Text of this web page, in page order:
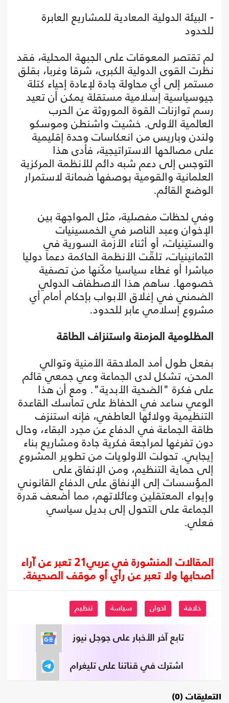
- البيئة الدولية المعادية للمشاريع العابرة
للحدود
لم تقتصر المعوقات على الجبهة المحلية، فقد
نظرت القوى الدولية الكبرى، شرقا وغربا، بقلق
مستمر إلى أي محاولة جادة لإعادة إحياء كتلة
جيوسياسية إسلامية مستقلة يمكن أن تعيد
رسم توازنات القوة الموروثة عن الحرب
العالمية الأولى. خشيت واشنطن وموسكو
ولندن وباريس من انعكاسات وحدة إقليمية
على مصالحها الاستراتيجية، فأدى هذا
التوجس إلى دعم شبه دائم للأنظمة المركزية
العلمانية والقومية بوصفها ضمانة لاستمرار
الوضع القائم.
وفي لحظات مفصلية، مثل المواجهة بين
الإخوان وعبد الناصر في الخمسينيات
والستينيات، أو أثناء الأزمة السورية في
الثمانينيات، تلقّت الأنظمة الحاكمة دعما دوليا
مباشرا أو غطاء سياسيا مكّنها من تصفية
خصومها. ساهم هذا الاصطفاف الدولي
الضمني في إغلاق الأبواب بإحكام أمام أي
مشروع إسلامي عابر للحدود.
المظلومية المزمنة واستنزاف الطاقة
بفعل طول أمد الملاحقة الأمنية وتوالي
المحن، تشكل لدى الجماعة وعي جمعي قائم
على فكرة "الضحية الأبدية". ومع أن هذا
الوعي ساعد في الحفاظ على تماسك القاعدة
التنظيمية وولائها العاطفي، فإنه استنزف
طاقة الجماعة في الدفاع عن مجرد البقاء، وحال
دون تفرغها لمراجعة فكرية جادة ومشاريع بناء
إيجابي. تحولت الأولويات من تطوير المشروع
إلى حماية التنظيم، ومن الإنفاق على
المؤسسات إلى الإنفاق على الدفاع القانوني
وإيواء المعتقلين وعائلاتهم، مما أضعف قدرة
الجماعة على التحول إلى بديل سياسي
فعلي.
المقالات المنشورة في عربي21 تعبر عن آراء
أصحابها ولا تعبر عن رأي أو موقف الصحيفة.
خلافة اخوان سياسة تنظيم
تابع آخر الأخبار على جوجل نيوز
اشترك في قناتنا على تليغرام
التعليقات (0)